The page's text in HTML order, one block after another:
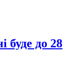
буде до 28